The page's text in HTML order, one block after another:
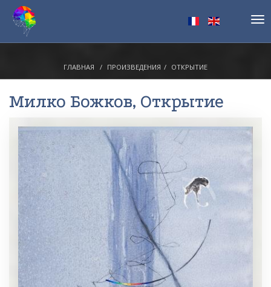
ГЛАВНАЯ ПРОИЗВЕДЕНИЯ ОТКРЫТИЕ
Милко Божков, Открытие